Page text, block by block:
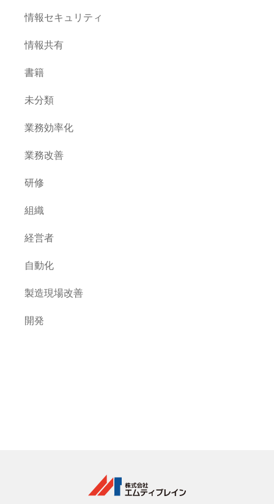
情報セキュリティ
情報共有
書籍
未分類
業務効率化
業務改善
研修
組織
経営者
自動化
製造現場改善
開発